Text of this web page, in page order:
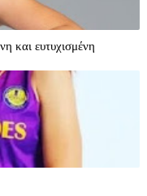
και ευτυχισμένη